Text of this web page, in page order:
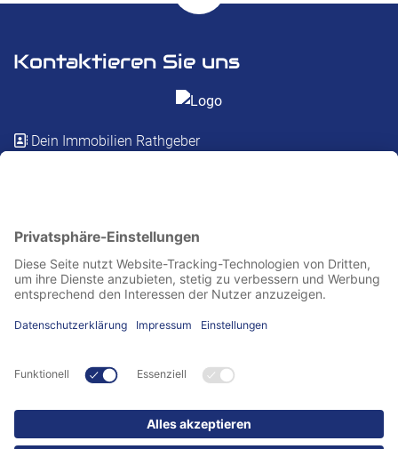
Kontaktieren Sie uns
Dein Immobilien Rathgeber
Besuchen Sie uns auch hier
Impressum AGBs